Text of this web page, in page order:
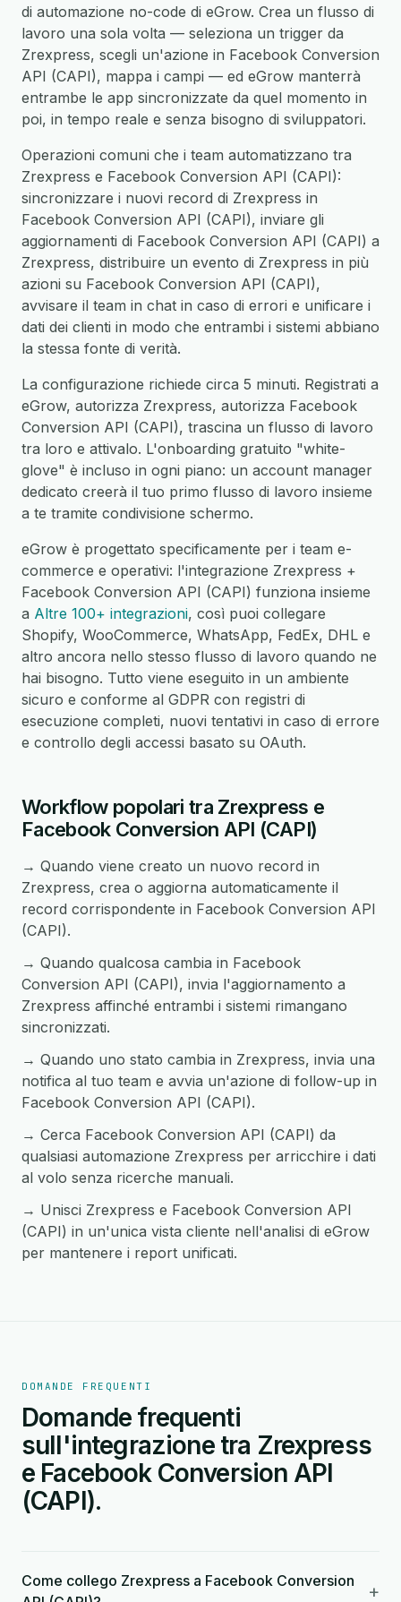
di automazione no-code di eGrow. Crea un flusso di
lavoro una sola volta — seleziona un trigger da
Zrexpress, scegli un'azione in Facebook Conversion
API (CAPI), mappa i campi — ed eGrow manterrà
entrambe le app sincronizzate da quel momento in
poi, in tempo reale e senza bisogno di sviluppatori.
Operazioni comuni che i team automatizzano tra
Zrexpress e Facebook Conversion API (CAPI):
sincronizzare i nuovi record di Zrexpress in
Facebook Conversion API (CAPI), inviare gli
aggiornamenti di Facebook Conversion API (CAPI) a
Zrexpress, distribuire un evento di Zrexpress in più
azioni su Facebook Conversion API (CAPI),
avvisare il team in chat in caso di errori e unificare i
dati dei clienti in modo che entrambi i sistemi abbiano
la stessa fonte di verità.
La configurazione richiede circa 5 minuti. Registrati a
eGrow, autorizza Zrexpress, autorizza Facebook
Conversion API (CAPI), trascina un flusso di lavoro
tra loro e attivalo. L'onboarding gratuito "white-
glove" è incluso in ogni piano: un account manager
dedicato creerà il tuo primo flusso di lavoro insieme
a te tramite condivisione schermo.
eGrow è progettato specificamente per i team e-
commerce e operativi: l'integrazione Zrexpress +
Facebook Conversion API (CAPI) funziona insieme
a Altre 100+ integrazioni, così puoi collegare
Shopify, WooCommerce, WhatsApp, FedEx, DHL e
altro ancora nello stesso flusso di lavoro quando ne
hai bisogno. Tutto viene eseguito in un ambiente
sicuro e conforme al GDPR con registri di
esecuzione completi, nuovi tentativi in caso di errore
e controllo degli accessi basato su OAuth.
Workflow popolari tra Zrexpress e
Facebook Conversion API (CAPI)
→ Quando viene creato un nuovo record in
Zrexpress, crea o aggiorna automaticamente il
record corrispondente in Facebook Conversion API
(CAPI).
→ Quando qualcosa cambia in Facebook
Conversion API (CAPI), invia l'aggiornamento a
Zrexpress affinché entrambi i sistemi rimangano
sincronizzati.
→ Quando uno stato cambia in Zrexpress, invia una
notifica al tuo team e avvia un'azione di follow-up in
Facebook Conversion API (CAPI).
→ Cerca Facebook Conversion API (CAPI) da
qualsiasi automazione Zrexpress per arricchire i dati
al volo senza ricerche manuali.
→ Unisci Zrexpress e Facebook Conversion API
(CAPI) in un'unica vista cliente nell'analisi di eGrow
per mantenere i report unificati.
DOMANDE FREQUENTI
Domande frequenti
sull'integrazione tra Zrexpress
e Facebook Conversion API
(CAPI).
Come collego Zrexpress a Facebook Conversion
+